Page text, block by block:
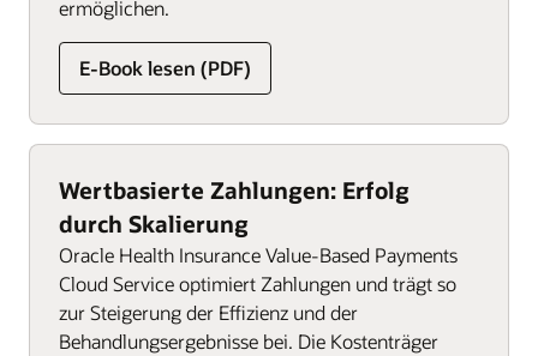
ermöglichen.
E-Book lesen (PDF)
Wertbasierte Zahlungen: Erfolg
durch Skalierung
Oracle Health Insurance Value-Based Payments
Cloud Service optimiert Zahlungen und trägt so
zur Steigerung der Effizienz und der
Behandlungsergebnisse bei. Die Kostenträger